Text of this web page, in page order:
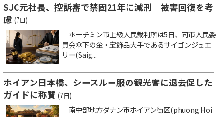
SJC元社長、控訴審で禁固21年に減刑 被害回復を考
慮 (7日)
ホーチミン市上級人民裁判所は5日、同市人民委
員会傘下の金・宝飾品大手であるサイゴンジュエ
リー(Saig...
ホイアン日本橋、シースルー服の観光客に退去促した
ガイドに称賛 (7日)
南中部地方ダナン市ホイアン街区(phuong Hoi